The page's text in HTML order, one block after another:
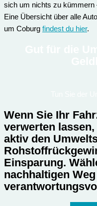
sich um nichts zu kümmern
Eine Übersicht über alle
um Coburg findest du hier.
Wenn Sie Ihr
verwerten
aktiv den
Einsparung.
nachhaltigen